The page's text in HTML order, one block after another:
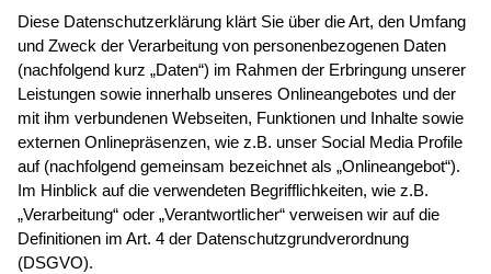
Diese Datenschutzerklärung klärt Sie über die Art, den Umfang
und Zweck der Verarbeitung von personenbezogenen Daten
(nachfolgend kurz „Daten“) im Rahmen der Erbringung unserer
Leistungen sowie innerhalb unseres Onlineangebotes und der
mit ihm verbundenen Webseiten, Funktionen und Inhalte sowie
externen Onlinepräsenzen, wie z.B. unser Social Media Profile
auf (nachfolgend gemeinsam bezeichnet als „Onlineangebot“).
Im Hinblick auf die verwendeten Begrifflichkeiten, wie z.B.
„Verarbeitung“ oder „Verantwortlicher“ verweisen wir auf die
Definitionen im Art. 4 der Datenschutzgrundverordnung
(DSGVO).